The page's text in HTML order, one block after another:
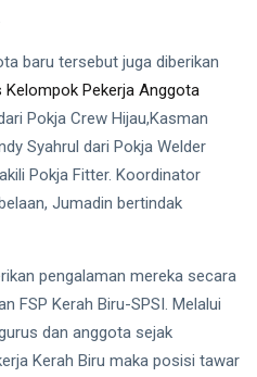
baru tersebut juga diberikan
Kelompok Pekerja Anggota
Pokja Crew Hijau,Kasman
Syahrul dari Pokja Welder
Pokja Fitter. Koordinator
Jumadin bertindak
pengalaman mereka secara
FSP Kerah Biru-SPSI. Melalui
dan anggota sejak
Kerah Biru maka posisi tawar